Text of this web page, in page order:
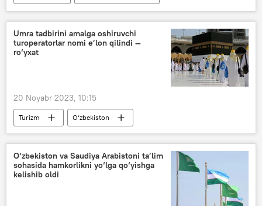
Rossiya
Ukraina
Rossiya Mudofaa vaziri
Rossiyaning Donbassdagi maxsus harbiy operatsiyasi
Umra tadbirini amalga oshiruvchi
turoperatorlar nomi e’lon qilindi —
ro‘yxat
20 Noyabr 2023, 10:15
Turizm
O‘zbekiston
Saudiya Arabistoni
Umra
Jamiyat
O‘zbekiston va Saudiya Arabistoni ta’lim
sohasida hamkorlikni yo‘lga qo‘yishga
kelishib oldi